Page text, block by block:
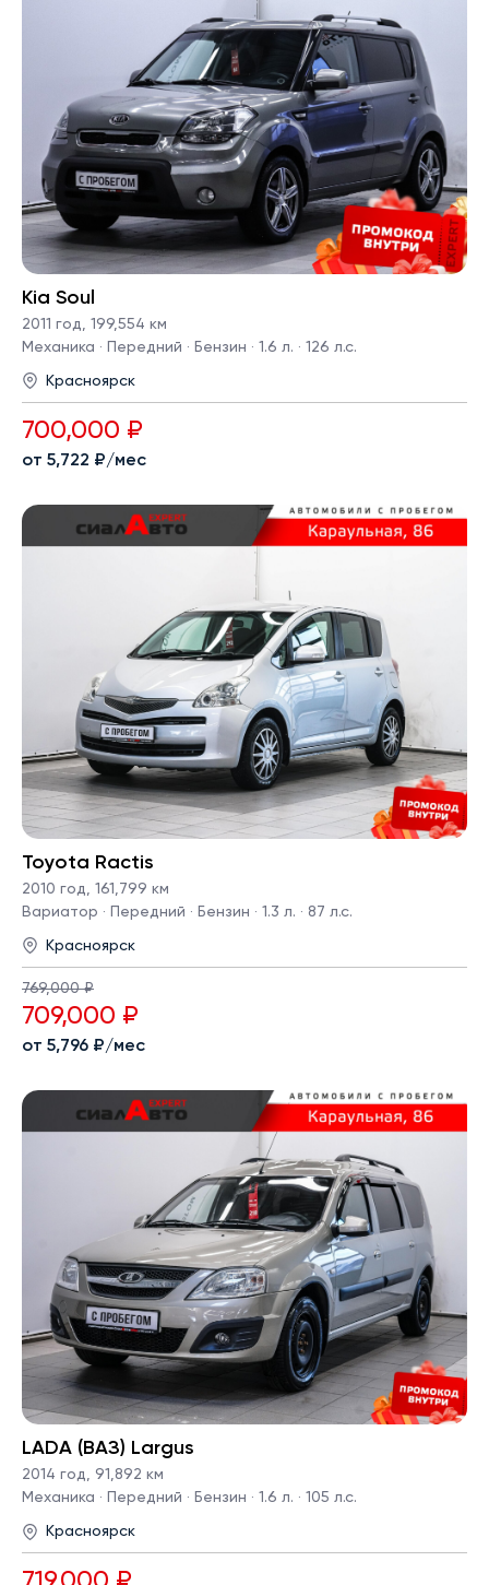
Kia Soul
2011 год
199,554 км
Механика · Передний · Бензин · 1.6 л. · 126 л.с.
Красноярск
700,000 ₽
от 5,722 ₽/мес
Toyota Ractis
2010 год, 161,799 км
Вариатор · Передний · Бензин · 1.3 л. · 87 л.с.
Красноярск
769,000 ₽
709,000 ₽
от 5,796 ₽/мес
LADA (ВАЗ) Largus
2014 год, 91,892 км
Механика · Передний · Бензин · 1.6 л. · 105 л.с.
Красноярск